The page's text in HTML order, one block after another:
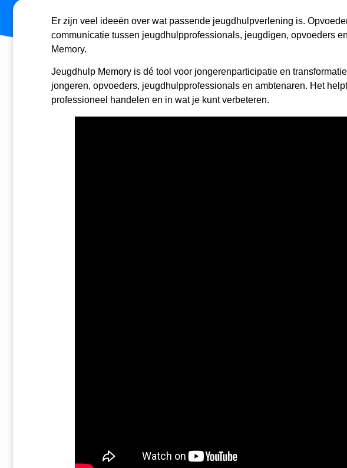
Er zijn veel ideeën over wat passende jeugdhulpverlening is.
communicatie tussen jeugdhulpprofessionals, jeugdigen, opvoeders
Memory.
Jeugdhulp Memory is dé tool voor jongerenparticipatie en
jongeren, opvoeders, jeugdhulpprofessionals en ambtenaren. Het
professioneel handelen en in wat je kunt verbeteren.